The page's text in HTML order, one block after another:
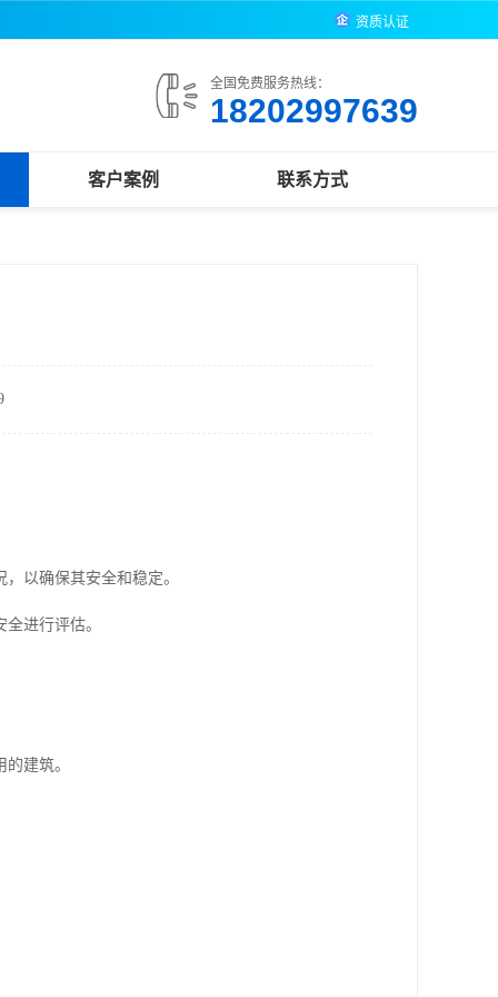
资质认证
全国免费服务热线：
18202997639
客户案例 联系方式
以确保其安全和稳定。
进行评估。
建筑。